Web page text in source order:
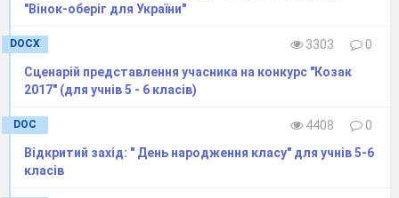
"Вінок-оберіг для України"
DOCX 3303
0
Сценарій представлення учасника на конкурс "Козак
2017" (для учнів 5 - 6 класів)
DOC 4408
0
Відкритий захід: " День народження класу" для учнів 5-6
класів